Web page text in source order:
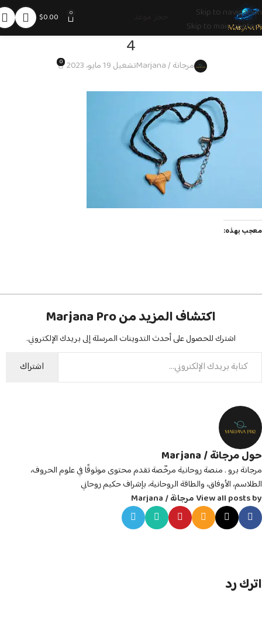
Skip to navigation
Skip to main content
0
$0.00
4
مرجانة / Marjana تشغيل 19 مايو، 2023 0
معجب بهذه:
اكتشاف المزيد من Marjana Pro
اشترك للحصول على أحدث التدوينات المرسلة إلى بريدك الإلكتروني.
اشتراك
حول مرجانة / Marjana
مرجانة برو . منصة روحانية مرخّصة تقدم محتوى موثوقًا في علوم الحروف،
الطلاسم، الأوفاق، والطاقة الروحانية، بإشراف حكيم روحاني
View all posts by مرجانة / Marjana
اترك رد